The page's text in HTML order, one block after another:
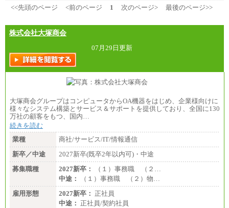
<<先頭のページ
<前のページ 1 次のページ> 最後のページ>>
株式会社大塚商会
07月29日更新
大塚商会グループはコンピュータからOA機器をはじめ、企業様向けに
様々なシステム構築とサービス＆サポートを提供しており、全国に130
万社の顧客をもつ、国内…
続きを読む
業種
商社/サービス/IT/情報通信
新卒／中途
2027新卒(既卒2年以内可)・中途
募集職種
2027新卒：
（１）事務職 （２…
中途：
（１）事務職 （２）物…
雇用形態
2027新卒： 正社員
中途： 正社員/契約社員